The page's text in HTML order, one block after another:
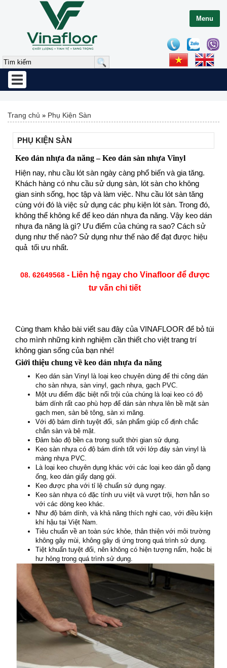
Menu
Toggle
navigation
Trang chủ » Phụ Kiện Sàn
PHỤ KIỆN SÀN
Keo dán nhựa đa năng – Keo dán sàn nhựa Vinyl
Hiện nay, nhu cầu lót sàn ngày càng phổ biến và gia tăng.
Khách hàng có nhu cầu sử dụng sàn, lót sàn cho không
gian sinh sống, học tập và làm việc. Nhu cầu lót sàn tăng
cùng với đó là việc sử dụng các phụ kiện lót sàn. Trong đó,
không thể không kể đế keo dán nhựa đa năng. Vậy keo dán
nhựa đa năng là gì? Ưu điểm của chúng ra sao? Cách sử
dụng như thế nào? Sử dụng như thế nào để đạt được hiệu
quả tối ưu nhất.
08. 62649568 - Liên hệ ngay cho Vinafloor để được
tư vấn chi tiết
Cùng tham khảo bài viết sau đây của VINAFLOOR để bỏ túi
cho mình những kinh nghiệm cần thiết cho việt trang trí
không gian sống của bạn nhé!
Giới thiệu chung về keo dán nhựa đa năng
Keo dán sàn Vinyl là loại keo chuyên dùng để thi công dán
cho sàn nhựa, sàn vinyl, gạch nhựa, gạch PVC.
Một ưu điểm đặc biệt nổi trội của chúng là loại keo có độ
bám dính rất cao phù hợp để dán sàn nhựa lên bề mặt sàn
gạch men, sàn bê tông, sàn xi măng.
Với độ bám dính tuyệt đối, sản phẩm giúp cố định chắc
chắn sàn và bê mặt.
Đảm bảo độ bền ca trong suốt thời gian sử dụng.
Keo sàn nhựa có độ bám dính tốt với lớp đáy sàn vinyl là
màng nhựa PVC.
Là loại keo chuyên dụng khác với các loại keo dán gỗ dạng
ống, keo dán giấy dạng gói.
Keo được pha với tỉ lệ chuẩn sử dụng ngay.
Keo sàn nhựa có đặc tính ưu việt và vượt trội, hơn hẳn so
với các dòng keo khác.
Như độ bám dính, và khả năng thích nghi cao, với điều kiện
khí hậu tại Việt Nam.
Tiêu chuẩn về an toàn sức khỏe, thân thiện với môi trường
không gây mùi, không gây dị ứng trong quá trình sử dụng.
Tiệt khuẩn tuyệt đối, nên không có hiện tượng nấm, hoặc bị
hư hỏng trong quá trình sử dụng.